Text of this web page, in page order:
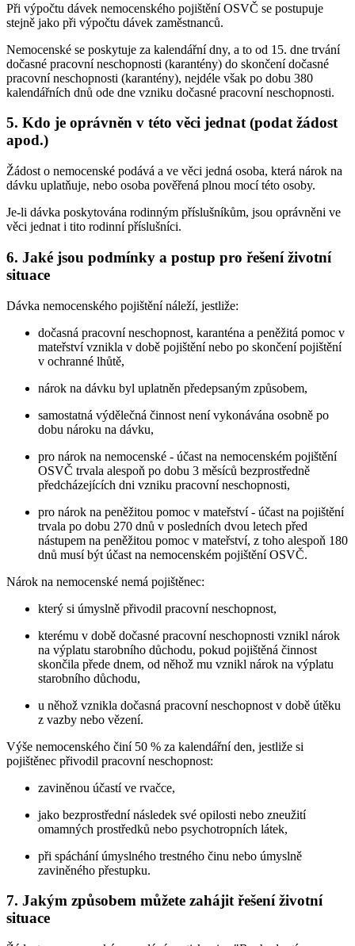
Při výpočtu dávek nemocenského pojištění OSVČ se postupuje
stejně jako při výpočtu dávek zaměstnanců.
Nemocenské se poskytuje za kalendářní dny, a to od 15. dne trvání
dočasné pracovní neschopnosti (karantény) do skončení dočasné
pracovní neschopnosti (karantény), nejdéle však po dobu 380
kalendářních dnů ode dne vzniku dočasné pracovní neschopnosti.
5. Kdo je oprávněn v této věci jednat (podat žádost
apod.)
Žádost o nemocenské podává a ve věci jedná osoba, která nárok na
dávku uplatňuje, nebo osoba pověřená plnou mocí této osoby.
Je-li dávka poskytována rodinným příslušníkům, jsou oprávněni ve
věci jednat i tito rodinní příslušníci.
6. Jaké jsou podmínky a postup pro řešení životní
situace
Dávka nemocenského pojištění náleží, jestliže:
dočasná pracovní neschopnost, karanténa a peněžitá pomoc v
mateřství vznikla v době pojištění nebo po skončení pojištění
v ochranné lhůtě,
nárok na dávku byl uplatněn předepsaným způsobem,
samostatná výdělečná činnost není vykonávána osobně po
dobu nároku na dávku,
pro nárok na nemocenské - účast na nemocenském pojištění
OSVČ trvala alespoň po dobu 3 měsíců bezprostředně
předcházejících dni vzniku pracovní neschopnosti,
pro nárok na peněžitou pomoc v mateřství - účast na pojištění
trvala po dobu 270 dnů v posledních dvou letech před
nástupem na peněžitou pomoc v mateřství, z toho alespoň 180
dnů musí být účast na nemocenském pojištění OSVČ.
Nárok na nemocenské nemá pojištěnec:
který si úmyslně přivodil pracovní neschopnost,
kterému v době dočasné pracovní neschopnosti vznikl nárok
na výplatu starobního důchodu, pokud pojištěná činnost
skončila přede dnem, od něhož mu vznikl nárok na výplatu
starobního důchodu,
u něhož vznikla dočasná pracovní neschopnost v době útěku
z vazby nebo vězení.
Výše nemocenského činí 50 % za kalendářní den, jestliže si
pojištěnec přivodil pracovní neschopnost:
zaviněnou účastí ve rvačce,
jako bezprostřední následek své opilosti nebo zneužití
omamných prostředků nebo psychotropních látek,
při spáchání úmyslného trestného činu nebo úmyslně
zaviněného přestupku.
7. Jakým způsobem můžete zahájit řešení životní
situace